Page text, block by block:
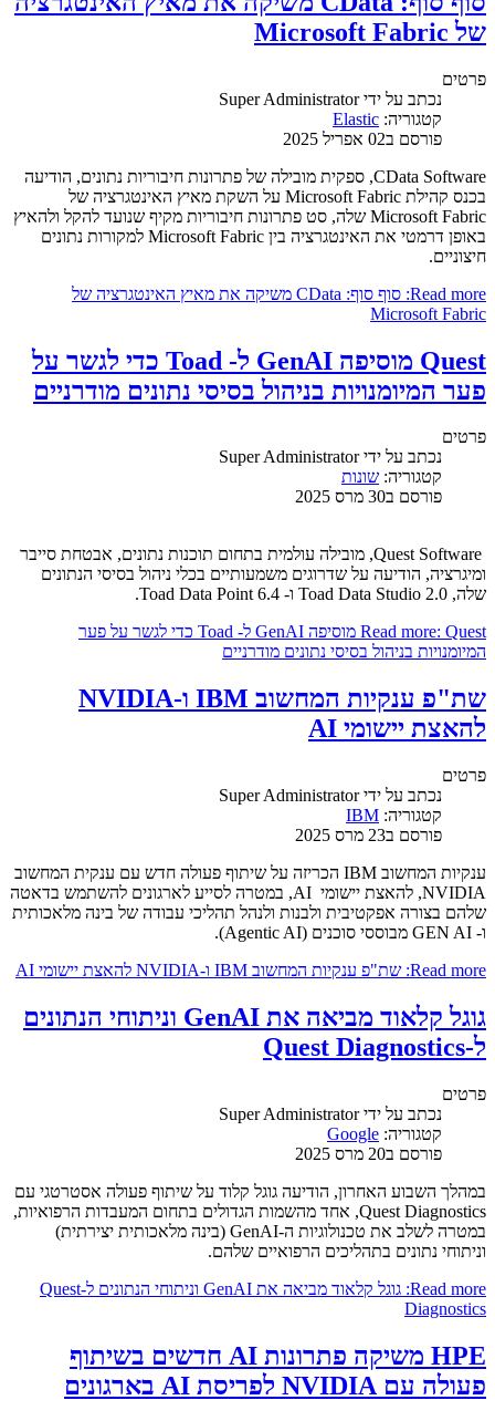
של Microsoft Fabric
פרטים
נכתב על ידיSuper Administrator
קטגוריה: Elastic
פורסם ב02 אפריל 2025
CData Software, ספקית מובילה של פתרונות חיבוריות נתונים, הודיעה
בכנס קהילת Microsoft Fabric על השקת מאיץ האינטגרציה של
Microsoft Fabric שלה, סט פתרונות חיבוריות מקיף שנועד להקל ולהאיץ
באופן דרמטי את האינטגרציה בין Microsoft Fabric למקורות נתונים
חיצוניים.
Read more: סוף סוף: CData משיקה את מאיץ האינטגרציה של
Microsoft Fabric
Quest מוסיפה GenAI ל- Toad כדי לגשר על
פער המיומנויות בניהול בסיסי נתונים מודרניים
פרטים
נכתב על ידיSuper Administrator
קטגוריה: שונות
פורסם ב30 מרס 2025
Quest Software, מובילה עולמית בתחום תוכנות נתונים, אבטחת סייבר
ומיגרציה, הודיעה על שדרוגים משמעותיים בכלי ניהול בסיסי הנתונים
שלה, Toad Data Studio 2.0 ו- Toad Data Point 6.4.
Read more: Quest מוסיפה GenAI ל- Toad כדי לגשר על פער
המיומנויות בניהול בסיסי נתונים מודרניים
שת"פ ענקיות המחשוב IBM ו-NVIDIA
להאצת יישומי AI
פרטים
נכתב על ידיSuper Administrator
קטגוריה: IBM
פורסם ב23 מרס 2025
ענקיות המחשוב IBM הכריזה על שיתוף פעולה חדש עם ענקית המחשוב
NVIDIA, להאצת יישומי AI, במטרה לסייע לארגונים להשתמש בדאטה
שלהם בצורה אפקטיבית ולבנות ולנהל תהליכי עבודה של בינה מלאכותית
ו- GEN AI מבוססי סוכנים (Agentic AI).
Read more: שת"פ ענקיות המחשוב IBM ו-NVIDIA להאצת יישומי AI
גוגל קלאוד מביאה את GenAI וניתוחי הנתונים
ל-Quest Diagnostics
פרטים
נכתב על ידיSuper Administrator
קטגוריה: Google
פורסם ב20 מרס 2025
במהלך השבוע האחרון, הודיעה גוגל קלוד על שיתוף פעולה אסטרטגי עם
Quest Diagnostics, אחד מהשמות הגדולים בתחום המעבדות הרפואיות,
במטרה לשלב את טכנולוגיות ה-GenAI (בינה מלאכותית יצירתית)
וניתוחי נתונים בתהליכים הרפואיים שלהם.
Read more: גוגל קלאוד מביאה את GenAI וניתוחי הנתונים ל-Quest
Diagnostics
HPE משיקה פתרונות AI חדשים בשיתוף
פעולה עם NVIDIA לפריסת AI בארגונים